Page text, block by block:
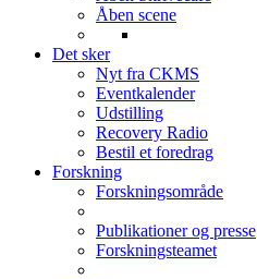
Åben scene
Det sker
Nyt fra CKMS
Eventkalender
Udstilling
Recovery Radio
Bestil et foredrag
Forskning
Forskningsområde
Publikationer og presse
Forskningsteamet